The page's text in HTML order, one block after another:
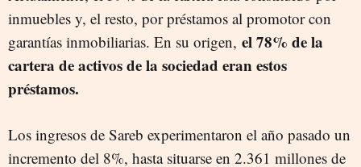
inmuebles y, el resto, por préstamos al promotor con
garantías inmobiliarias. En su origen, el 78% de la
cartera de activos de la sociedad eran estos
préstamos.
Los ingresos de Sareb experimentaron el año pasado un
incremento del 8%, hasta situarse en 2.361 millones de